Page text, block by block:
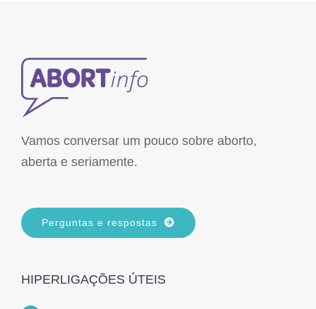
Vamos conversar um pouco sobre aborto,
aberta e seriamente.
Perguntas e respostas
HIPERLIGAÇÕES ÚTEIS